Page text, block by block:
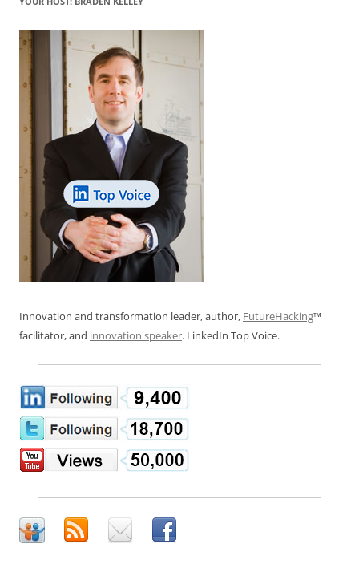
Innovation and transformation leader, author, FutureHacking™
facilitator, and innovation speaker. LinkedIn Top Voice.